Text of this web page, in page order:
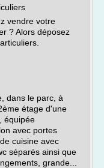
vendre votre
? Alors déposez
dans le parc, à
étage d'une
équipée
avec portes
cuisine avec
séparés ainsi que
grande...